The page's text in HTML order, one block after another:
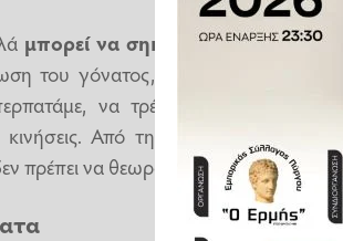
μπορεί να σηκώσει μέχρι και
του γόνατος, είναι σχεδιασμένη
να τρέχουμε, να
Από την άλλη, πρόκειται για
πρέπει να θεωρούμε δεδομένη.